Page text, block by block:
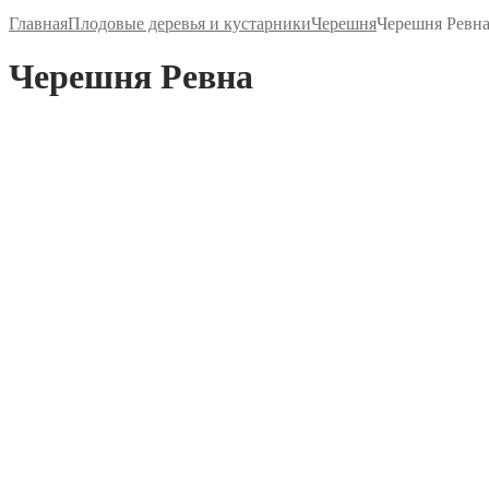
ГлавнаяПлодовые деревья и кустарникиЧерешняЧерешня Ревна
Черешня Ревна